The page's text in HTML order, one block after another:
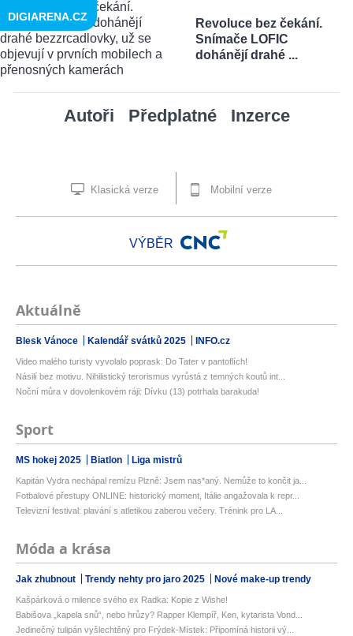
Revoluce bez čekání.
Snímače LOFIC
dohánějí drahé ...
DIGIARENA.CZ
Autoři Předplatné Inzerce
Klasická verze Mobilní verze
VÝBĚR
Aktuálně
Blesk Vánoce Kalendář svátků 2025 INFO.cz
Video malého turisty vyvolalo poprask: Do Tater v pantoflích!
Násilí bez motivu. Nihilistický terorismus vyrůstá z temných koutů int...
Noční můra v dovolenkovém ráji: Dívku (13) potrhala barakuda!
Sport
MS hokej 2025 Biatlon Liga mistrů
Kapitán Vydra nechápal remízu Plzně: Jsem nas*aný. Nemůže to končit ja...
Fotbalové přestupy ONLINE: historický moment, Itálie angažovala k repr...
Televizní festival: plavání s atletikou zaberou večery. Trénink pro LA...
Móda a krása
Jak zhubnout Trendy nehty pro jaro 2025 Nové make-up trendy
Kašpárková o milence svého ex Radka: Kopie z Wishe!
Babišova „kapela snů“, nebo hrůzy? Rapper Klempíř, Ken, kytarista Vond...
Jedinečný tulipán vyšlechtěný pro Frýdek-Místek: Připomíná historii vý...